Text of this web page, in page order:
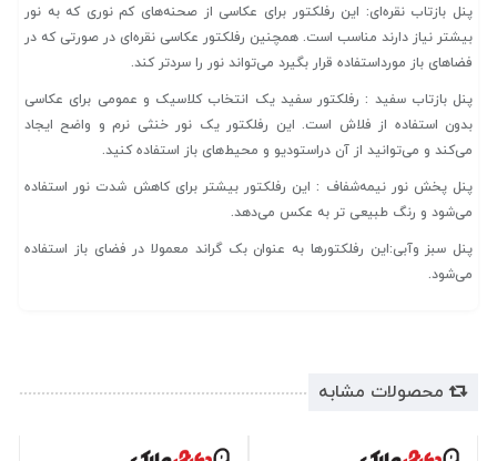
پنل بازتاب نقره‌ای: این رفلکتور برای عکاسی از صحنه‌های کم نوری که به نور
بیشتر نیاز دارند مناسب است. همچنین رفلکتور عکاسی نقره‌ای در صورتی که در
فضاهای باز مورداستفاده قرار بگیرد می‌تواند نور را سردتر کند.
پنل بازتاب سفید : رفلکتور سفید یک انتخاب کلاسیک و عمومی برای عکاسی
بدون استفاده از فلاش است. این رفلکتور یک نور خنثی نرم و واضح ایجاد
می‌کند و می‌توانید از آن دراستودیو و محیط‌های باز استفاده کنید.
پنل پخش نور نیمه‌شفاف : این رفلکتور بیشتر برای کاهش شدت نور استفاده
می‌شود و رنگ طبیعی تر به عکس می‌دهد.
پنل سبز وآبی:این رفلکتورها به عنوان بک گراند معمولا در فضای باز استفاده
می‌شود.
محصولات مشابه